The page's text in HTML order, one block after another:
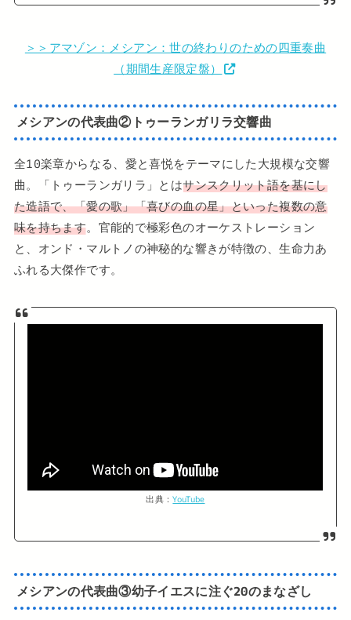
＞＞アマゾン：メシアン：世の終わりのための四重奏曲
（期間生産限定盤）
メシアンの代表曲②トゥーランガリラ交響曲
全10楽章からなる、愛と喜悦をテーマにした大規模な交響
曲。「トゥーランガリラ」とはサンスクリット語を基にし
た造語で、「愛の歌」「喜びの血の星」といった複数の意
味を持ちます。官能的で極彩色のオーケストレーション
と、オンド・マルトノの神秘的な響きが特徴の、生命力あ
ふれる大傑作です。
出典：YouTube
メシアンの代表曲③幼子イエスに注ぐ20のまなざし